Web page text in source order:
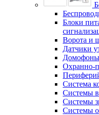
Блоки
Ворота и
Датчики
Домофоны
Охранно-
Система
Системы
Системы
Системы